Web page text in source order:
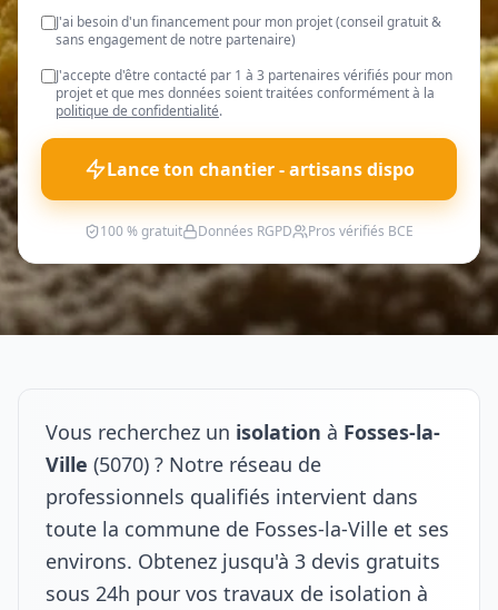
J'ai besoin d'un financement pour mon projet (conseil gratuit &
sans engagement de notre partenaire)
J'accepte d'être contacté par 1 à 3 partenaires vérifiés pour mon
projet et que mes données soient traitées conformément à la
politique de confidentialité.
Lance ton chantier - artisans dispo
100 % gratuit Données RGPD Pros vérifiés BCE
Vous recherchez un isolation à Fosses-la-
Ville (5070) ? Notre réseau de
professionnels qualifiés intervient dans
toute la commune de Fosses-la-Ville et ses
environs. Obtenez jusqu'à 3 devis gratuits
sous 24h pour vos travaux de isolation à